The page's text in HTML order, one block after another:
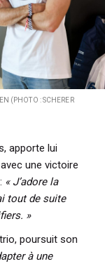
(PHOTO : SCHERER
apporte lui
une victoire
« J’adore la
tout de suite
»
poursuit son
à une